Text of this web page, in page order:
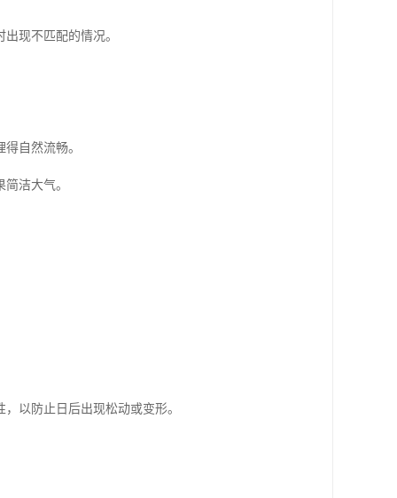
现不匹配的情况。
自然流畅。
洁大气。
以防止日后出现松动或变形。